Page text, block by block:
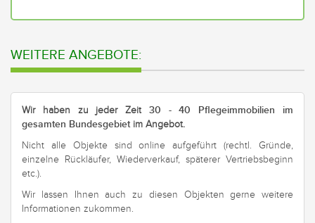
WEITERE ANGEBOTE:
Wir haben zu jeder Zeit 30 - 40 Pflegeimmobilien im
gesamten Bundesgebietim Angebot.
Nicht alle Objekte sind online aufgeführt (rechtl. Gründe,
einzelne Rückläufer, Wiederverkauf, späterer Vertriebs­beginn
etc.).
Wir lassen Ihnen auch zu diesen Objekten gerne weitere
Informationen zukommen.